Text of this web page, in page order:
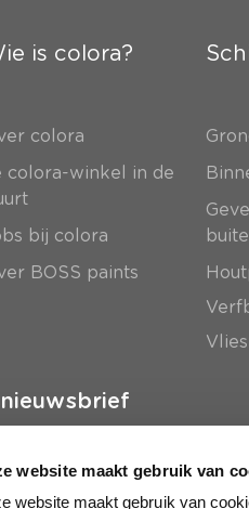
website maakt gebruik van
website maakt gebruik van
is colora?
colora
colora-winkel in de
bij colora
BOSS paints
Inschrijven